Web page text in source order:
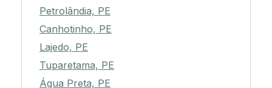
Petrolândia, PE
Canhotinho, PE
Lajedo, PE
Tuparetama, PE
Água Preta, PE